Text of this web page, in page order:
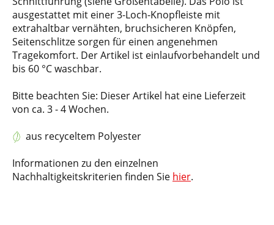
ausgestattet mit einer 3-Loch-Knopfleiste mit
extrahaltbar vernähten, bruchsicheren Knöpfen,
Seitenschlitze sorgen für einen angenehmen
Tragekomfort. Der Artikel ist einlaufvorbehandelt und
bis 60 °C waschbar.
Bitte beachten Sie: Dieser Artikel hat eine Lieferzeit
von ca. 3 - 4 Wochen.
aus recyceltem Polyester
Informationen zu den einzelnen
Nachhaltigkeitskriterien finden Sie hier.